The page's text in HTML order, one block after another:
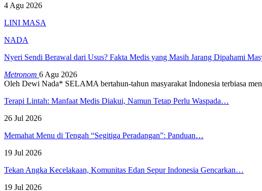
4 Agu 2026
LINI MASA
NADA
Nyeri Sendi Berawal dari Usus? Fakta Medis yang Masih Jarang Dipahami
Metronom 6 Agu 2026
Oleh Dewi Nada* SELAMA bertahun-tahun masyarakat Indonesia terbiasa
Terapi Lintah: Manfaat Medis Diakui, Namun Tetap Perlu Waspada…
26 Jul 2026
Memahat Menu di Tengah “Segitiga Peradangan”: Panduan…
19 Jul 2026
Tekan Angka Kecelakaan, Komunitas Edan Sepur Indonesia Gencarkan…
19 Jul 2026